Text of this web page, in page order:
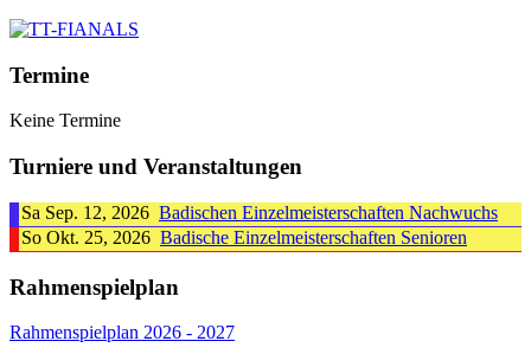
Termine
Keine Termine
Turniere und Veranstaltungen
Sa Sep. 12, 2026 Badischen Einzelmeisterschaften Nachwuchs
So Okt. 25, 2026 Badische Einzelmeisterschaften Senioren
Rahmenspielplan
Rahmenspielplan 2026 - 2027